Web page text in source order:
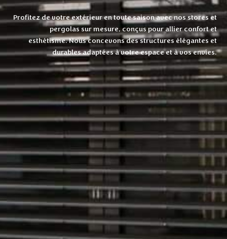
Profitez de votre extérieur en toute saison avec nos stores et
pergolas sur mesure, conçus pour allier confort et
esthétisme. Nous concevons des structures élégantes et
durables adaptées à votre espace et à vos envies.